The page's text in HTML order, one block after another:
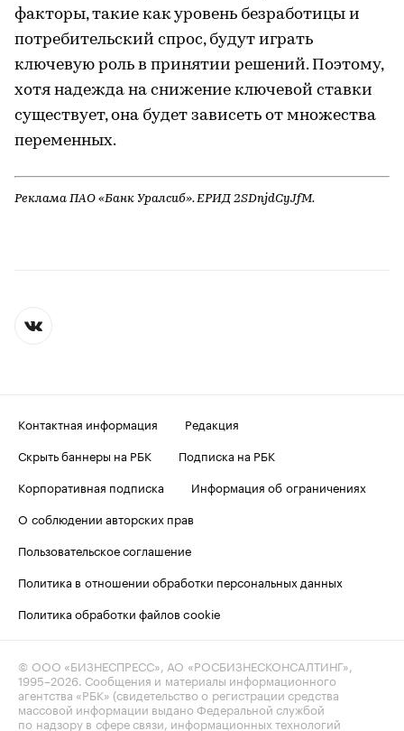
факторы, такие как уровень безработицы и
потребительский спрос, будут играть
ключевую роль в принятии решений. Поэтому,
хотя надежда на снижение ключевой ставки
существует, она будет зависеть от множества
переменных.
Реклама ПАО «Банк Уралсиб». ЕРИД 2SDnjdCyJfM.
Контактная информация
Редакция
Скрыть баннеры на РБК
Подписка на РБК
Корпоративная подписка
Информация об ограничениях
О соблюдении авторских прав
Пользовательское соглашение
Политика в отношении обработки персональных данных
Политика обработки файлов cookie
© ООО «БИЗНЕСПРЕСС», АО «РОСБИЗНЕСКОНСАЛТИНГ»,
1995–2026. Сообщения и материалы информационного
агентства «РБК» (свидетельство о регистрации средства
массовой информации выдано Федеральной службой
по надзору в сфере связи, информационных технологий